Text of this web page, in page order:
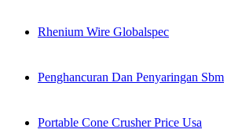
Rhenium Wire Globalspec
Penghancuran Dan Penyaringan Sbm
Portable Cone Crusher Price Usa